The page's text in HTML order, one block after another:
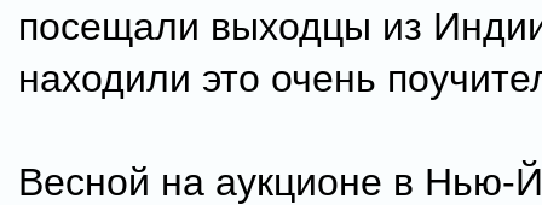
посещали выходцы из
находили это очень
Весной на аукционе в Нью-